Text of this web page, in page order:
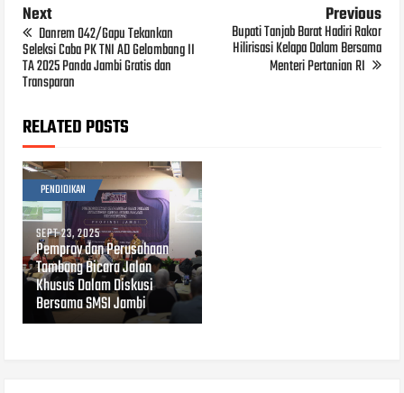
Next
Danrem 042/Gapu Tekankan
Seleksi Caba PK TNI AD Gelombang II
TA 2025 Panda Jambi Gratis dan
Transparan
Previous
Bupati Tanjab Barat Hadiri Rakor
Hilirisasi Kelapa Dalam Bersama
Menteri Pertanian RI
RELATED POSTS
PENDIDIKAN
SEPT 23, 2025
Pemprov dan Perusahaan
Tambang Bicara Jalan
Khusus Dalam Diskusi
Bersama SMSI Jambi